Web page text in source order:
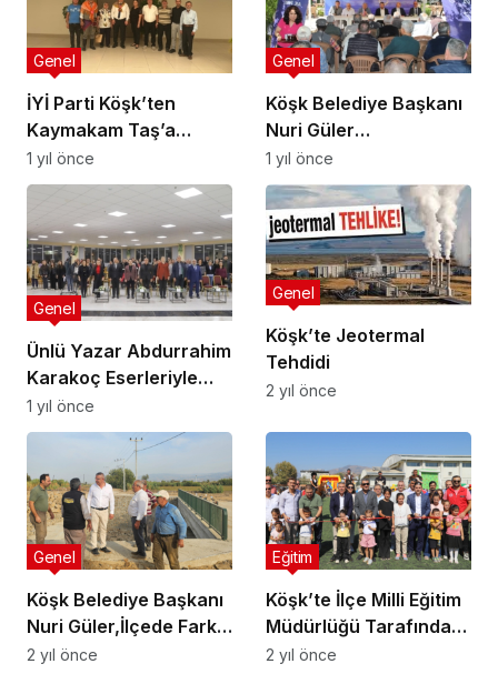
İYİ Parti Köşk’ten
Kaymakam Taş’a
ziyaret
Genel
1 yıl önce
Köşk Belediye Başkanı
Nuri Güler
Vatandaşların
Sorularını Cevapladı
Genel
1 yıl önce
Ünlü Yazar Abdurrahim
Karakoç Eserleriyle
Anıldı
Genel
1 yıl önce
Köşk’te Jeotermal
Tehdidi
Genel
2 yıl önce
Köşk Belediye Başkanı
Nuri Güler,İlçede Farklı
Noktalarda Devam
Genel
2 yıl önce
Köşk’te İlçe Milli Eğitim
Müdürlüğü Tarafından
Sene Başı Çocuk
Eğitim
2 yıl önce